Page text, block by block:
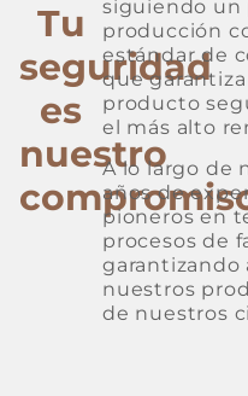
Tu
seguridad
es
nuestro
siguiendo un
producción
estándar de
que
producto
el más alto
A lo largo de
años de
pioneros en
procesos de
garantizando
nuestros
de nuestros